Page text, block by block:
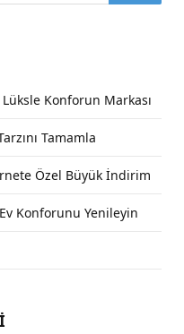
Konforun Markası
Tamamla
Özel Büyük İndirim
Konforunu Yenileyin